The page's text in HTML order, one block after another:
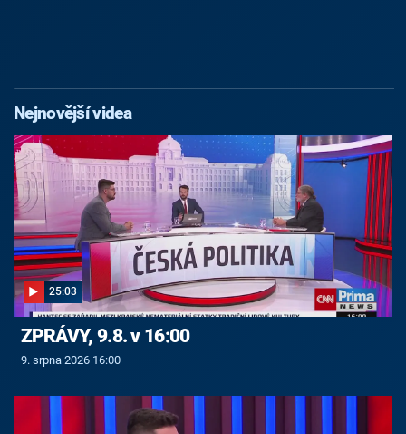
Nejnovější videa
25:03
ZPRÁVY, 9.8. v 16:00
9. srpna 2026 16:00